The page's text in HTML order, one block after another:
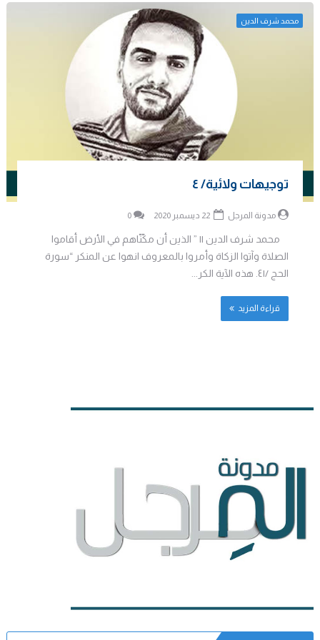
محمد شرف الدين
توجيهات ولائية/ ٤
مدونة المرجل 0
محمد شرف الدين || ” الذين أن مكّنّاهم في الأرض أقاموا
الصلاة وآتوا الزكاة وأمروا بالمعروف انهوا عن المنكر “سورة
الحج /٤١. هذه الآية الكر...
قراءة المزيد